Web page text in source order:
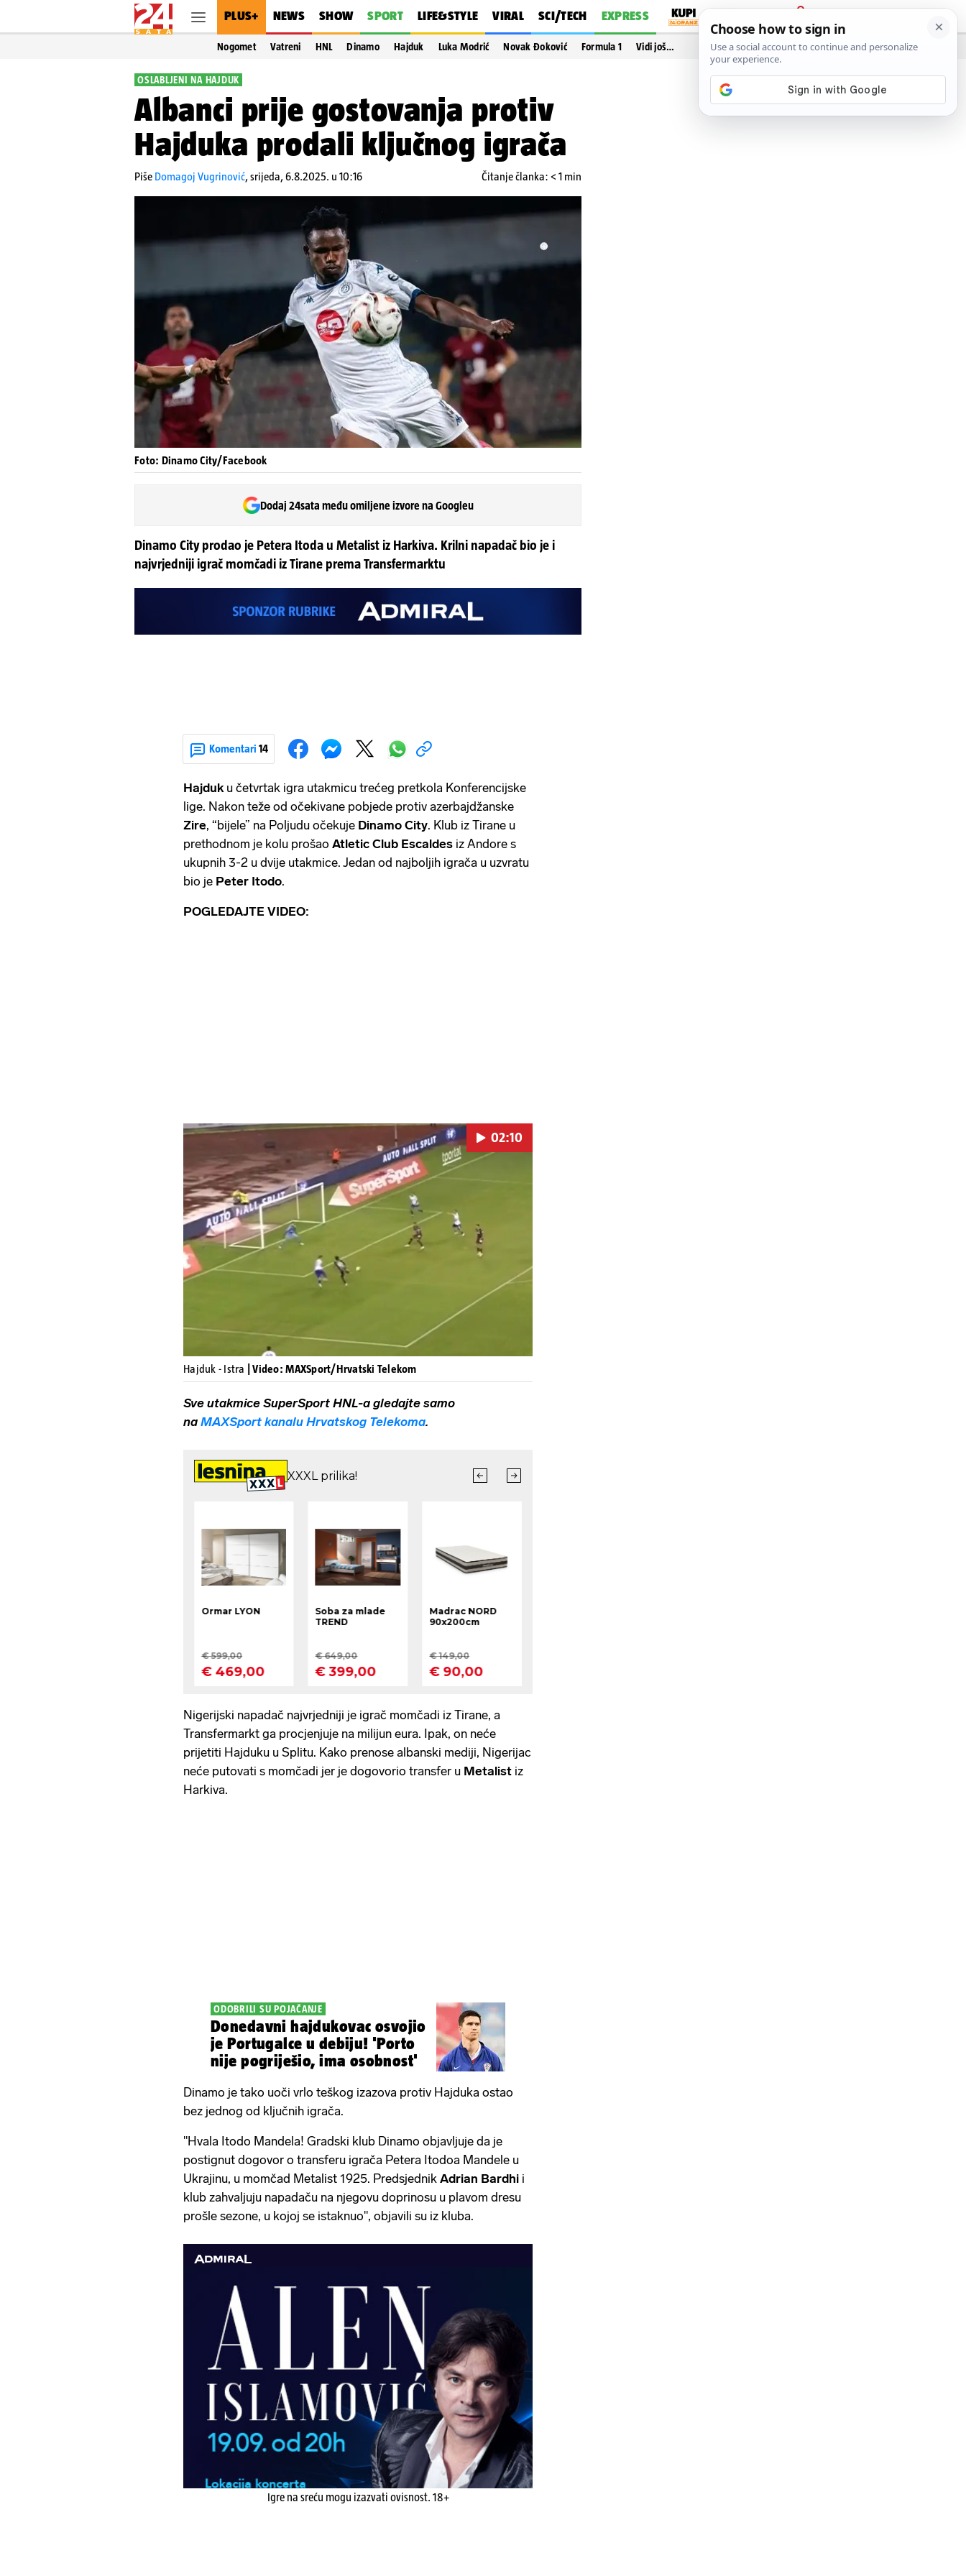
PLUS+ NEWS SHOW SPORT LIFE&STYLE VIRAL SCI/TECH EXPRESS
PRIJAVA
Nogomet Vatreni HNL Dinamo Hajduk Luka Modrić Novak Đoković Formula 1 Vidi još…
OSLABLJENI NA HAJDUK
Albanci prije gostovanja protiv
Hajduka prodali ključnog igrača
Piše Domagoj Vugrinović,srijeda, 6.8.2025. u 10:16 Čitanje članka: < 1 min
Foto: Dinamo City/Facebook
Dodaj 24sata među omiljene izvore na Googleu
Dinamo City prodao je Petera Itoda u Metalist iz Harkiva. Krilni napadač bio je i
najvrjedniji igrač momčadi iz Tirane prema Transfermarktu
Komentari 14
Hajduk u četvrtak igra utakmicu trećeg pretkola Konferencijske
lige. Nakon teže od očekivane pobjede protiv azerbajdžanske
Zire, “bijele” na Poljudu očekuje Dinamo City. Klub iz Tirane u
prethodnom je kolu prošao Atletic Club Escaldes iz Andore s
ukupnih 3-2 u dvije utakmice. Jedan od najboljih igrača u uzvratu
bio je Peter Itodo.
POGLEDAJTE VIDEO:
Pokretanje videa...
02:10
Hajduk - Istra | Video: MAXSport/Hrvatski Telekom
Sve utakmice SuperSport HNL-a gledajte samo
na MAXSport kanalu Hrvatskog Telekoma.
Nigerijski napadač najvrjedniji je igrač momčadi iz Tirane, a
Transfermarkt ga procjenjuje na milijun eura. Ipak, on neće
prijetiti Hajduku u Splitu. Kako prenose albanski mediji, Nigerijac
neće putovati s momčadi jer je dogovorio transfer u Metalist iz
Harkiva.
ODOBRILI SU POJAČANJE
Donedavni hajdukovac osvojio
je Portugalce u debiju! 'Porto
nije pogriješio, ima osobnost'
Dinamo je tako uoči vrlo teškog izazova protiv Hajduka ostao
bez jednog od ključnih igrača.
"Hvala Itodo Mandela! Gradski klub Dinamo objavljuje da je
postignut dogovor o transferu igrača Petera Itodoa Mandele u
Ukrajinu, u momčad Metalist 1925. Predsjednik Adrian Bardhi i
klub zahvaljuju napadaču na njegovu doprinosu u plavom dresu
prošle sezone, u kojoj se istaknuo", objavili su iz kluba.
Igre na sreću mogu izazvati ovisnost. 18+